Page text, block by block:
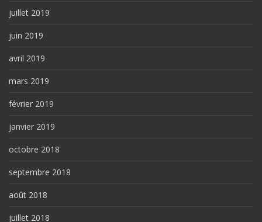
juillet 2019
juin 2019
avril 2019
mars 2019
février 2019
janvier 2019
octobre 2018
septembre 2018
août 2018
juillet 2018